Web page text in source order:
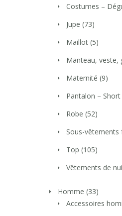
Costumes –
Jupe (73)
Maillot (5)
Manteau, veste,
Maternité (9)
Pantalon – Short
Robe (52)
Sous-vêtements
Top (105)
Vêtements de
Homme (33)
Accessoires